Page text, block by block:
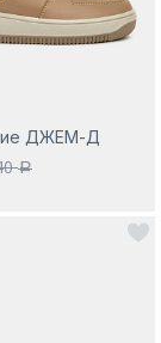
ДЖЕМ-Д
a